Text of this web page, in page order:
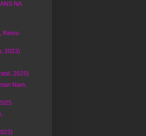
NA
Reino
2023)
2025)
Nam,